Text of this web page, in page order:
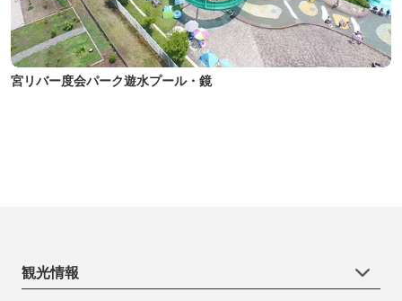
宮リバー度会パーク遊水プール・鏡
観光情報